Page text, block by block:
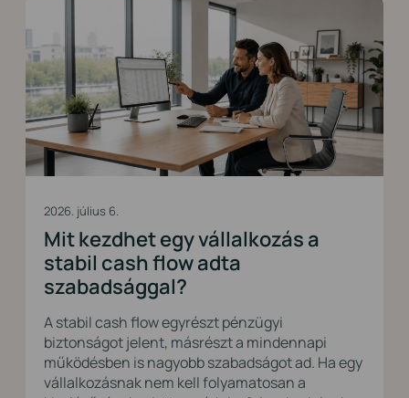
2026. július 6.
Mit kezdhet egy vállalkozás a
stabil cash flow adta
szabadsággal?
A stabil cash flow egyrészt pénzügyi
biztonságot jelent, másrészt a mindennapi
működésben is nagyobb szabadságot ad. Ha egy
vállalkozásnak nem kell folyamatosan a